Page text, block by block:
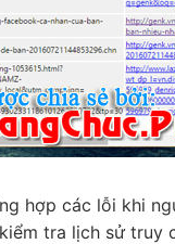
hợp các lỗi khi
tra lịch sử truy